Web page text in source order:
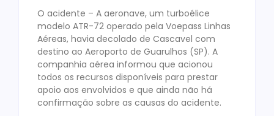
O acidente – A aeronave, um turboélice
modelo ATR-72 operado pela Voepass Linhas
Aéreas, havia decolado de Cascavel com
destino ao Aeroporto de Guarulhos (SP). A
companhia aérea informou que acionou
todos os recursos disponíveis para prestar
apoio aos envolvidos e que ainda não há
confirmação sobre as causas do acidente.